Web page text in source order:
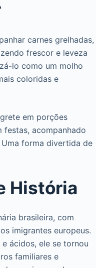
carnes grelhadas,
frescor e leveza
lo como um molho
coloridas e
em porções
festas, acompanhado
forma divertida de
História
brasileira, com
imigrantes europeus.
ácidos, ele se tornou
familiares e